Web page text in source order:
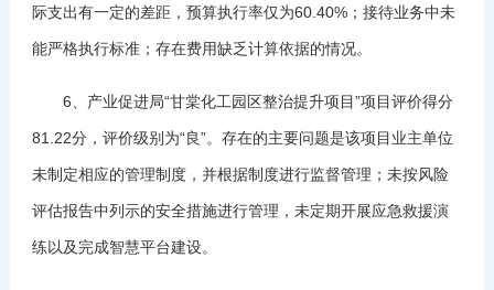
际支出有一定的差距，预算执行率仅为60.40%；接待业务中未
能严格执行标准；存在费用缺乏计算依据的情况。
6、产业促进局“甘棠化工园区整治提升项目”项目评价得分
81.22分，评价级别为“良”。存在的主要问题是该项目业主单位
未制定相应的管理制度，并根据制度进行监督管理；未按风险
评估报告中列示的安全措施进行管理，未定期开展应急救援演
练以及完成智慧平台建设。